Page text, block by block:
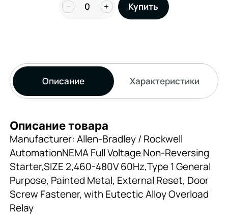
− + Купить
Описание Характеристики
Описание товара
Manufacturer: Allen-Bradley / Rockwell
AutomationNEMA Full Voltage Non-Reversing
Starter,SIZE 2,460-480V 60Hz,Type 1 General
Purpose, Painted Metal, External Reset, Door
Screw Fastener, with Eutectic Alloy Overload
Relay